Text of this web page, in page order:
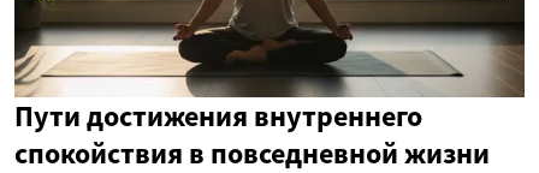
Пути достижения внутреннего
спокойствия в повседневной жизни